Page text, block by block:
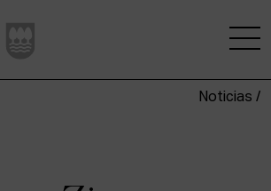
Noticias /